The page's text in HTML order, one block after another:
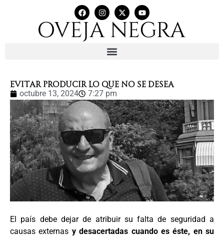
EVITAR PRODUCIR LO QUE NO SE DESEA
octubre 13, 2024 7:27 pm
El país debe dejar de atribuir su falta de seguridad a
causas externas y desacertadas cuando es éste, en su